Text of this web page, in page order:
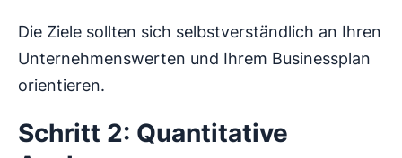
Die Ziele sollten sich selbstverständlich an Ihren
Unternehmenswerten und Ihrem Businessplan
orientieren.
Schritt 2: Quantitative